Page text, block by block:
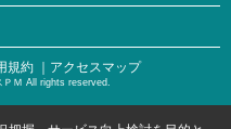
規約 ｜アクセスマップ
ＰＭ All rights reserved.